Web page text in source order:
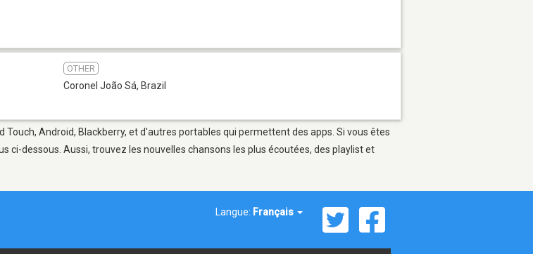
OTHER
Coronel João Sá, Brazil
Touch, Android, Blackberry, et d'autres portables qui permettent des apps. Si vous êtes
ci-dessous. Aussi, trouvez les nouvelles chansons les plus écoutées, des playlist et
Langue: Français